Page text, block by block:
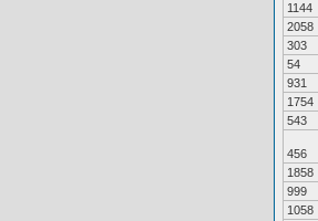
1144
2058
303
54
931
1754
543
456
1858
999
1058